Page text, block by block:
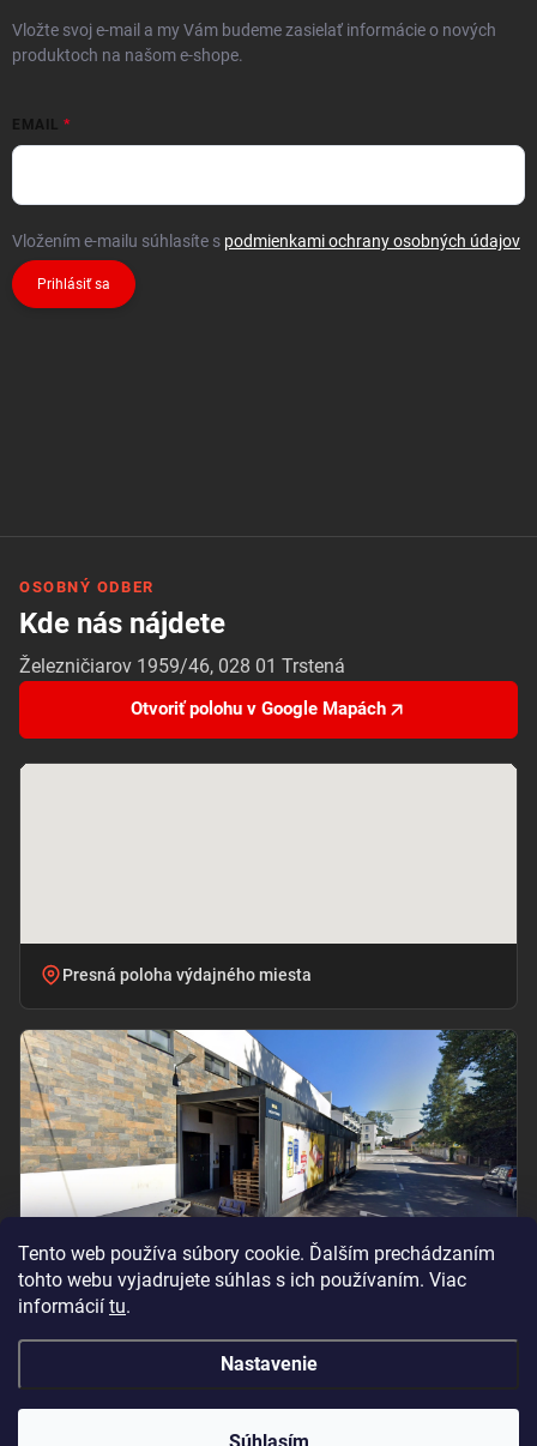
Tento web používa súbory cookie. Ďalším prechádzaním
tohto webu vyjadrujete súhlas s ich používaním. Viac
informácií tu.
Nastavenie
Vložte svoj e-mail a my Vám budeme zasielať informácie o nových
produktoch na našom e-shope.
EMAIL
Vložením e-mailu súhlasíte s podmienkami ochrany osobných údajov
Prihlásiť sa
OSOBNÝ ODBER
Kde nás nájdete
Železničiarov 1959/46, 028 01 Trstená
Otvoriť polohu v Google Mapách
Presná poloha výdajného miesta
Oramat . Všetky práva vyhradené.